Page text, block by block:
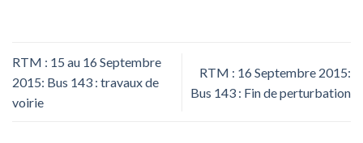
RTM : 15 au 16 Septembre
2015: Bus 143 : travaux de
voirie
RTM : 16 Septembre 2015:
Bus 143 : Fin de perturbation